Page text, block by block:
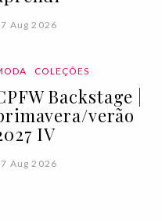
Aug 2026
COLEÇÕES
Backstage |
verão
IV
Aug 2026